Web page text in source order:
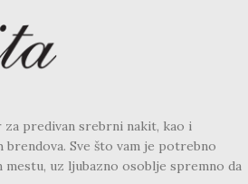
predivan srebrni nakit, kao i
Sve što vam je potrebno
mestu, uz ljubazno osoblje spremno da